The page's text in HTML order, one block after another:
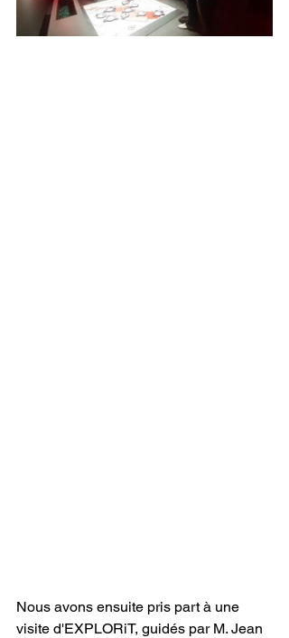
Nous avons ensuite pris part à une
visite d'EXPLORiT, guidés par M. Jean